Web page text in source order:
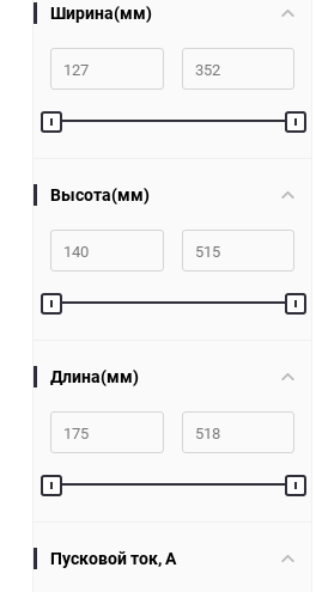
Ширина(мм)
Высота(мм)
Длина(мм)
Пусковой ток, A